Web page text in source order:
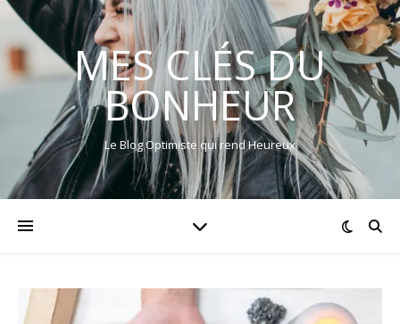
MES CLÉS DU
BONHEUR
Le Blog Optimiste qui rend Heureux